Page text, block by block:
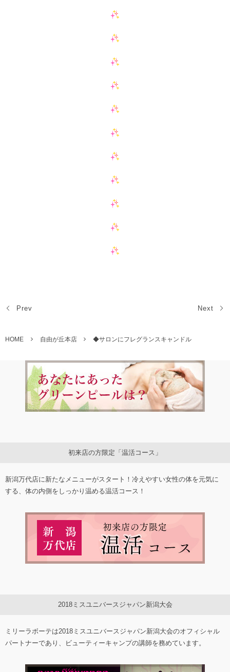
Prev Next
HOME 自由が丘本店 ◆サロンにフレグランスキャンドル
初来店の方限定「温活コース」
新潟万代店に新たなメニューがスタート！冷えやすい女性の体を元気に
する、体の内側をしっかり温める温活コース！
2018ミスユニバースジャパン新潟大会
ミリーラボーテは2018ミスユニバースジャパン新潟大会のオフィシャル
パートナーであり、ビューティーキャンプの講師を務めています。